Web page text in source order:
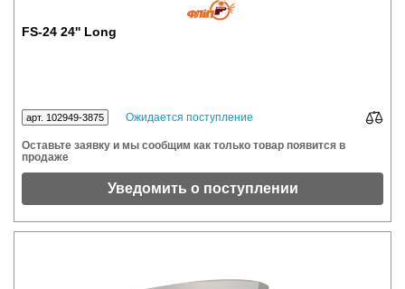
FS-24 24'' Long
арт. 102949-3875 Ожидается поступление
Оставьте заявку и мы сообщим как только товар появится в
продаже
Уведомить о поступлении